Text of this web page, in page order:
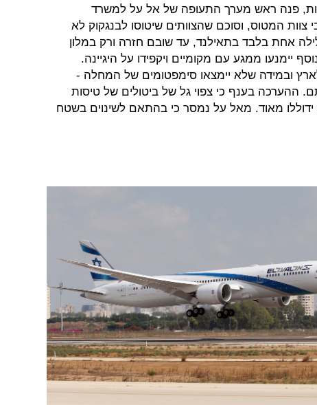
פנה ראש מערך התעופה של אל על למשרד
צוות המטוס, וסוכם שהצוותים שיטוסו לבנגקוק לא
לילה אחת בלבד בתאילנד, עד שובם חזרה ורק במלון
יימנעו ממגע עם מקומיים ויקפידו על היגיינה.
ובמידה שלא יימצאו סימפטומים של המחלה -
ההערכה בענף כי צפוי גל של ביטולים של טיסות
ידוללו מאוד. מאל על נמסר כי בהתאם לשינוים בשטח